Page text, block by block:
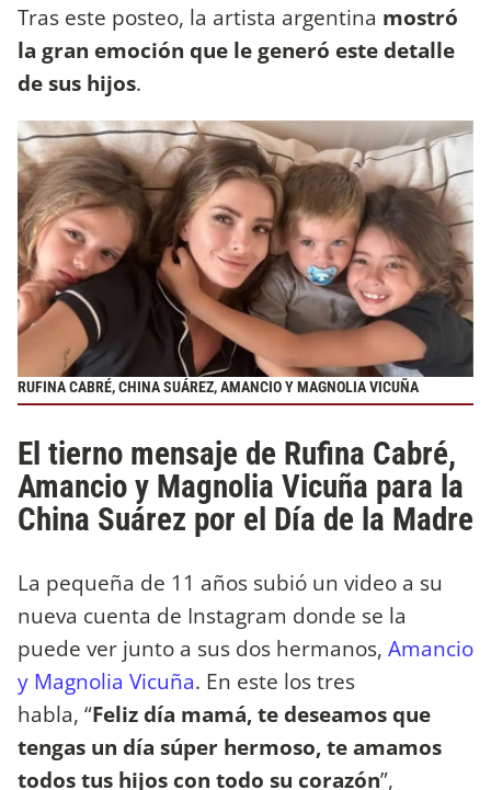
Tras este posteo, la artista argentina mostró
la gran emoción que le generó este detalle
de sus hijos.
RUFINA CABRÉ, CHINA SUÁREZ, AMANCIO Y MAGNOLIA VICUÑA
El tierno mensaje de Rufina Cabré,
Amancio y Magnolia Vicuña para la
China Suárez por el Día de la Madre
La pequeña de 11 años subió un video a su
nueva cuenta de Instagram donde se la
puede ver junto a sus dos hermanos, Amancio
y Magnolia Vicuña. En este los tres
habla, “Feliz día mamá, te deseamos que
tengas un día súper hermoso, te amamos
todos tus hijos con todo su corazón”,